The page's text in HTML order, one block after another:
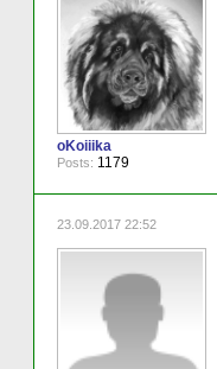
oKoiiika
Posts: 1179
23.09.2017 22:52